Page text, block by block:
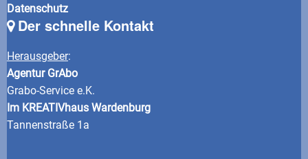
Datenschutz
Der schnelle Kontakt
Herausgeber:
Agentur GrAbo
Grabo-Service e.K.
Im KREATIVhaus Wardenburg
Tannenstraße 1a